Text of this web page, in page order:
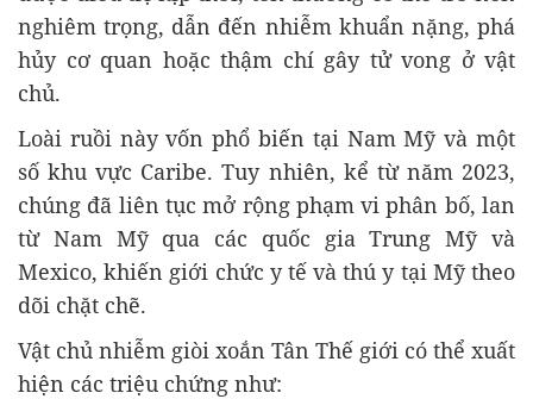
nghiêm trọng, dẫn đến nhiễm khuẩn nặng, phá
hủy cơ quan hoặc thậm chí gây tử vong ở vật
chủ.
Loài ruồi này vốn phổ biến tại Nam Mỹ và một
số khu vực Caribe. Tuy nhiên, kể từ năm 2023,
chúng đã liên tục mở rộng phạm vi phân bố, lan
từ Nam Mỹ qua các quốc gia Trung Mỹ và
Mexico, khiến giới chức y tế và thú y tại Mỹ theo
dõi chặt chẽ.
Vật chủ nhiễm giòi xoắn Tân Thế giới có thể xuất
hiện các triệu chứng như: